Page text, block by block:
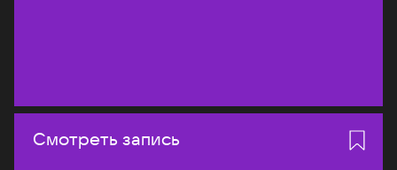
Смотреть запись